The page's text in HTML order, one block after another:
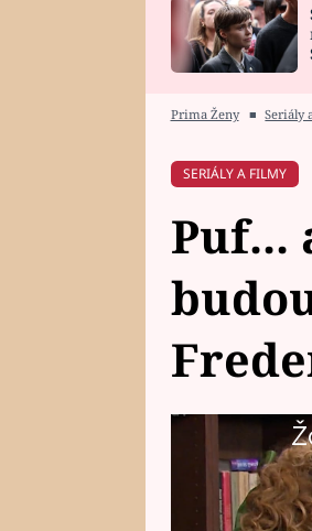
HOROSKOP NA
Prima Ženy ■ Seriály
SERIÁLY A FILMY
Puf...
Po
elixíru
kapitola